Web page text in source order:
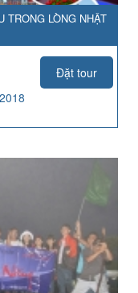
TRONG LÒNG NHẬT
Đặt tour